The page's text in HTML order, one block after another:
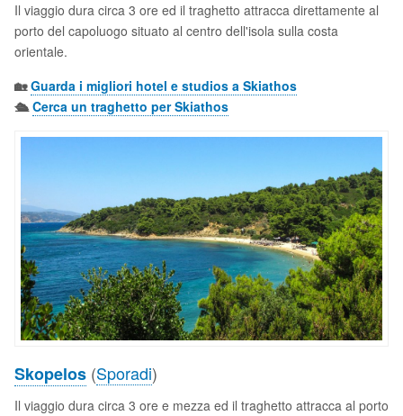
Il viaggio dura circa 3 ore ed il traghetto attracca direttamente al
porto del capoluogo situato al centro dell'isola sulla costa
orientale.
🏡Guarda i migliori hotel e studios a Skiathos
🛳️Cerca un traghetto per Skiathos
Skopelos (Sporadi)
Il viaggio dura circa 3 ore e mezza ed il traghetto attracca al porto